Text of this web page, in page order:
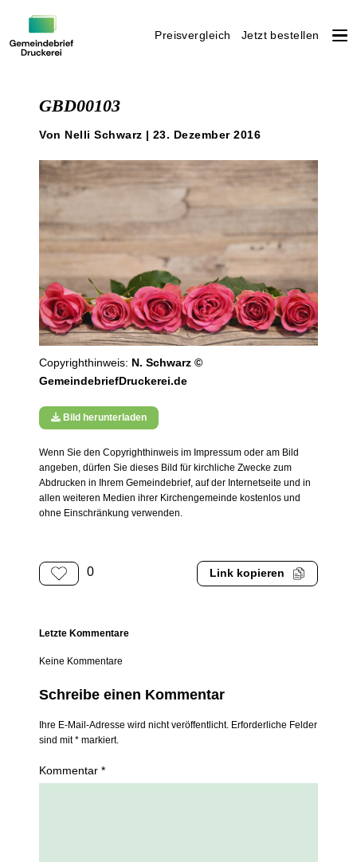
Preisvergleich Jetzt bestellen
GBD00103
Von Nelli Schwarz | 23. Dezember 2016
Copyrighthinweis: N. Schwarz ©
GemeindebriefDruckerei.de
Bild herunterladen
Wenn Sie den Copyrighthinweis im Impressum oder am Bild
angeben, dürfen Sie dieses Bild für kirchliche Zwecke zum
Abdrucken in Ihrem Gemeindebrief, auf der Internetseite und in
allen weiteren Medien ihrer Kirchengemeinde kostenlos und
ohne Einschränkung verwenden.
0 Link kopieren
Letzte Kommentare
Keine Kommentare
Schreibe einen Kommentar
Ihre E-Mail-Adresse wird nicht veröffentlicht. Erforderliche Felder
sind mit * markiert.
Kommentar *